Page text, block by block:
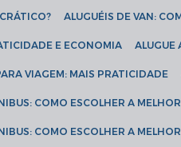
ALUGUÉIS DE VAN:
E ECONOMIA
VIAGEM: MAIS PRATICIDADE
COMO ESCOLHER A
COMO ESCOLHER A